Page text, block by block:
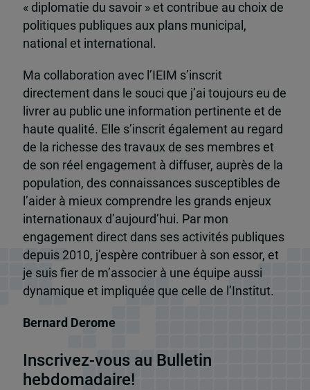
« diplomatie du savoir » et contribue au choix de
politiques publiques aux plans municipal,
national et international.
Ma collaboration avec l’IEIM s’inscrit
directement dans le souci que j’ai toujours eu de
livrer au public une information pertinente et de
haute qualité. Elle s’inscrit également au regard
de la richesse des travaux de ses membres et
de son réel engagement à diffuser, auprès de la
population, des connaissances susceptibles de
l’aider à mieux comprendre les grands enjeux
internationaux d’aujourd’hui. Par mon
engagement direct dans ses activités publiques
depuis 2010, j’espère contribuer à son essor, et
je suis fier de m’associer à une équipe aussi
dynamique et impliquée que celle de l’Institut.
Bernard Derome
Inscrivez-vous au Bulletin
hebdomadaire!